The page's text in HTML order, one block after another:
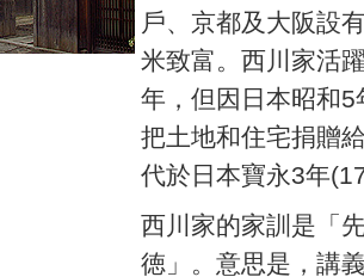
戶、京都及大阪設
米致富。西川家活
年，但因日本昭和
把土地和住宅捐贈
代於日本寶永3年
西川家的家訓是「
徳」。意思是，講